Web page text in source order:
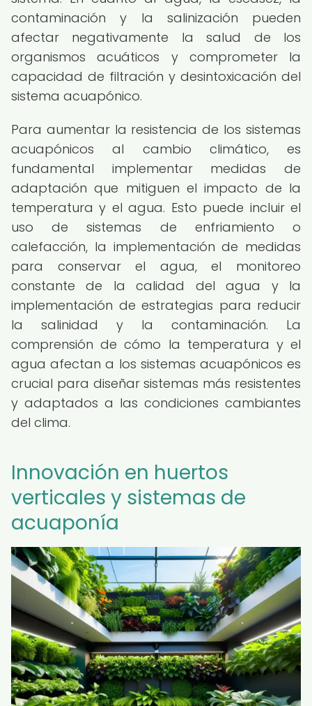
contaminación y la salinización pueden
afectar negativamente la salud de los
organismos acuáticos y comprometer la
capacidad de filtración y desintoxicación del
sistema acuapónico.
Para aumentar la resistencia de los sistemas
acuapónicos al cambio climático, es
fundamental implementar medidas de
adaptación que mitiguen el impacto de la
temperatura y el agua. Esto puede incluir el
uso de sistemas de enfriamiento o
calefacción, la implementación de medidas
para conservar el agua, el monitoreo
constante de la calidad del agua y la
implementación de estrategias para reducir
la salinidad y la contaminación. La
comprensión de cómo la temperatura y el
agua afectan a los sistemas acuapónicos es
crucial para diseñar sistemas más resistentes
y adaptados a las condiciones cambiantes
del clima.
Innovación en huertos
verticales y sistemas de
acuaponía